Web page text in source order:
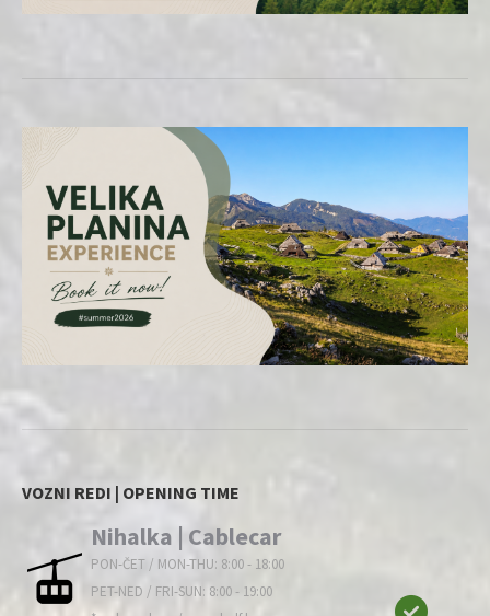
VOZNI REDI | OPENING TIME
Nihalka | Cablecar
PON-ČET / MON-THU: 8:00 - 18:00
PET-NED / FRI-SUN: 8:00 - 19:00